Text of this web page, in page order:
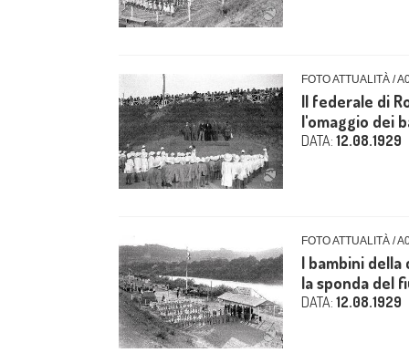
FOTO ATTUALITÀ /
Il federale di
l'omaggio dei
DATA: 12.08.1929
FOTO ATTUALITÀ /
I bambini
la sponda del
DATA: 12.08.1929